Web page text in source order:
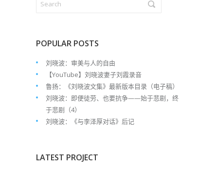
POPULAR POSTS
刘晓波：审美与人的自由
【YouTube】刘晓波妻子刘霞录音
鲁扬：《刘晓波文集》最新版本目录（电子稿）
刘晓波：即便徒劳、也要抗争——始于悲剧，终
于悲剧（4）
刘晓波：《与李泽厚对话》后记
LATEST PROJECT